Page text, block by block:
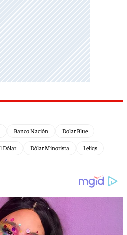
Banco Nación Dolar Blue
Dólar Dólar Minorista Leliqs